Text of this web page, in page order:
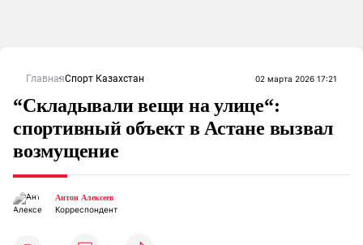
ГлавнаяСпорт Казахстан 02 марта 2026 17:21
“Складывали вещи на улице“:
спортивный объект в Астане вызвал
возмущение
Антон Алексеев
Корреспондент